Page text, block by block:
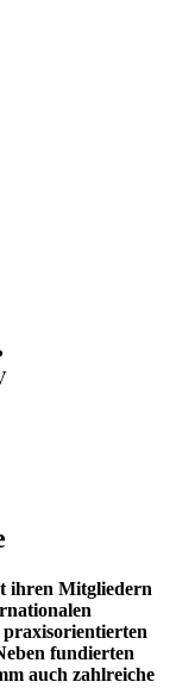
ihren Mitgliedern
fundierten
auch zahlreiche